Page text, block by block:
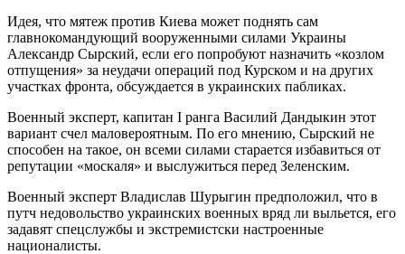
Идея, что мятеж против Киева может поднять сам
главнокомандующий вооруженными силами Украины
Александр Сырский, если его попробуют назначить «козлом
отпущения» за неудачи операций под Курском и на других
участках фронта, обсуждается в украинских пабликах.
Военный эксперт, капитан I ранга Василий Дандыкин этот
вариант счел маловероятным. По его мнению, Сырский не
способен на такое, он всеми силами старается избавиться от
репутации «москаля» и выслужиться перед Зеленским.
Военный эксперт Владислав Шурыгин предположил, что в
путч недовольство украинских военных вряд ли выльется, его
задавят спецслужбы и экстремистски настроенные
националисты.